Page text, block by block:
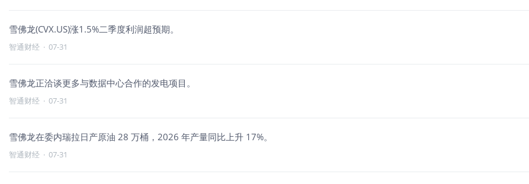
雪佛龙(CVX.US)涨1.5%二季度利润超预期。
智通财经 · 07-31
雪佛龙正洽谈更多与数据中心合作的发电项目。
智通财经 · 07-31
雪佛龙在委内瑞拉日产原油 28 万桶，2026 年产量同比上升 17%。
智通财经 · 07-31